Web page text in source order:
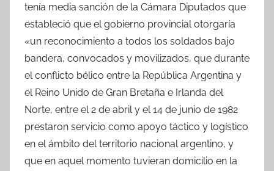
tenía media sanción de la Cámara Diputados que
estableció que el gobierno provincial otorgaría
«un reconocimiento a todos los soldados bajo
bandera, convocados y movilizados, que durante
el conflicto bélico entre la República Argentina y
el Reino Unido de Gran Bretaña e Irlanda del
Norte, entre el 2 de abril y el 14 de junio de 1982
prestaron servicio como apoyo táctico y logístico
en el ámbito del territorio nacional argentino, y
que en aquel momento tuvieran domicilio en la